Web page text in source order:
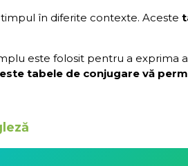
în diferite contexte. Aceste
este folosit pentru a exprima
tabele de conjugare vă